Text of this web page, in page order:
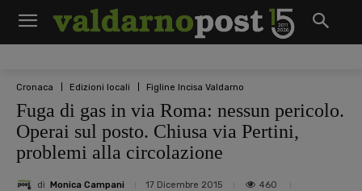
Cronaca Edizioni locali Figline Incisa Valdarno
Fuga di gas in via Roma: nessun pericolo.
Operai sul posto. Chiusa via Pertini,
problemi alla circolazione
di Monica Campani 17 Dicembre 2015 460